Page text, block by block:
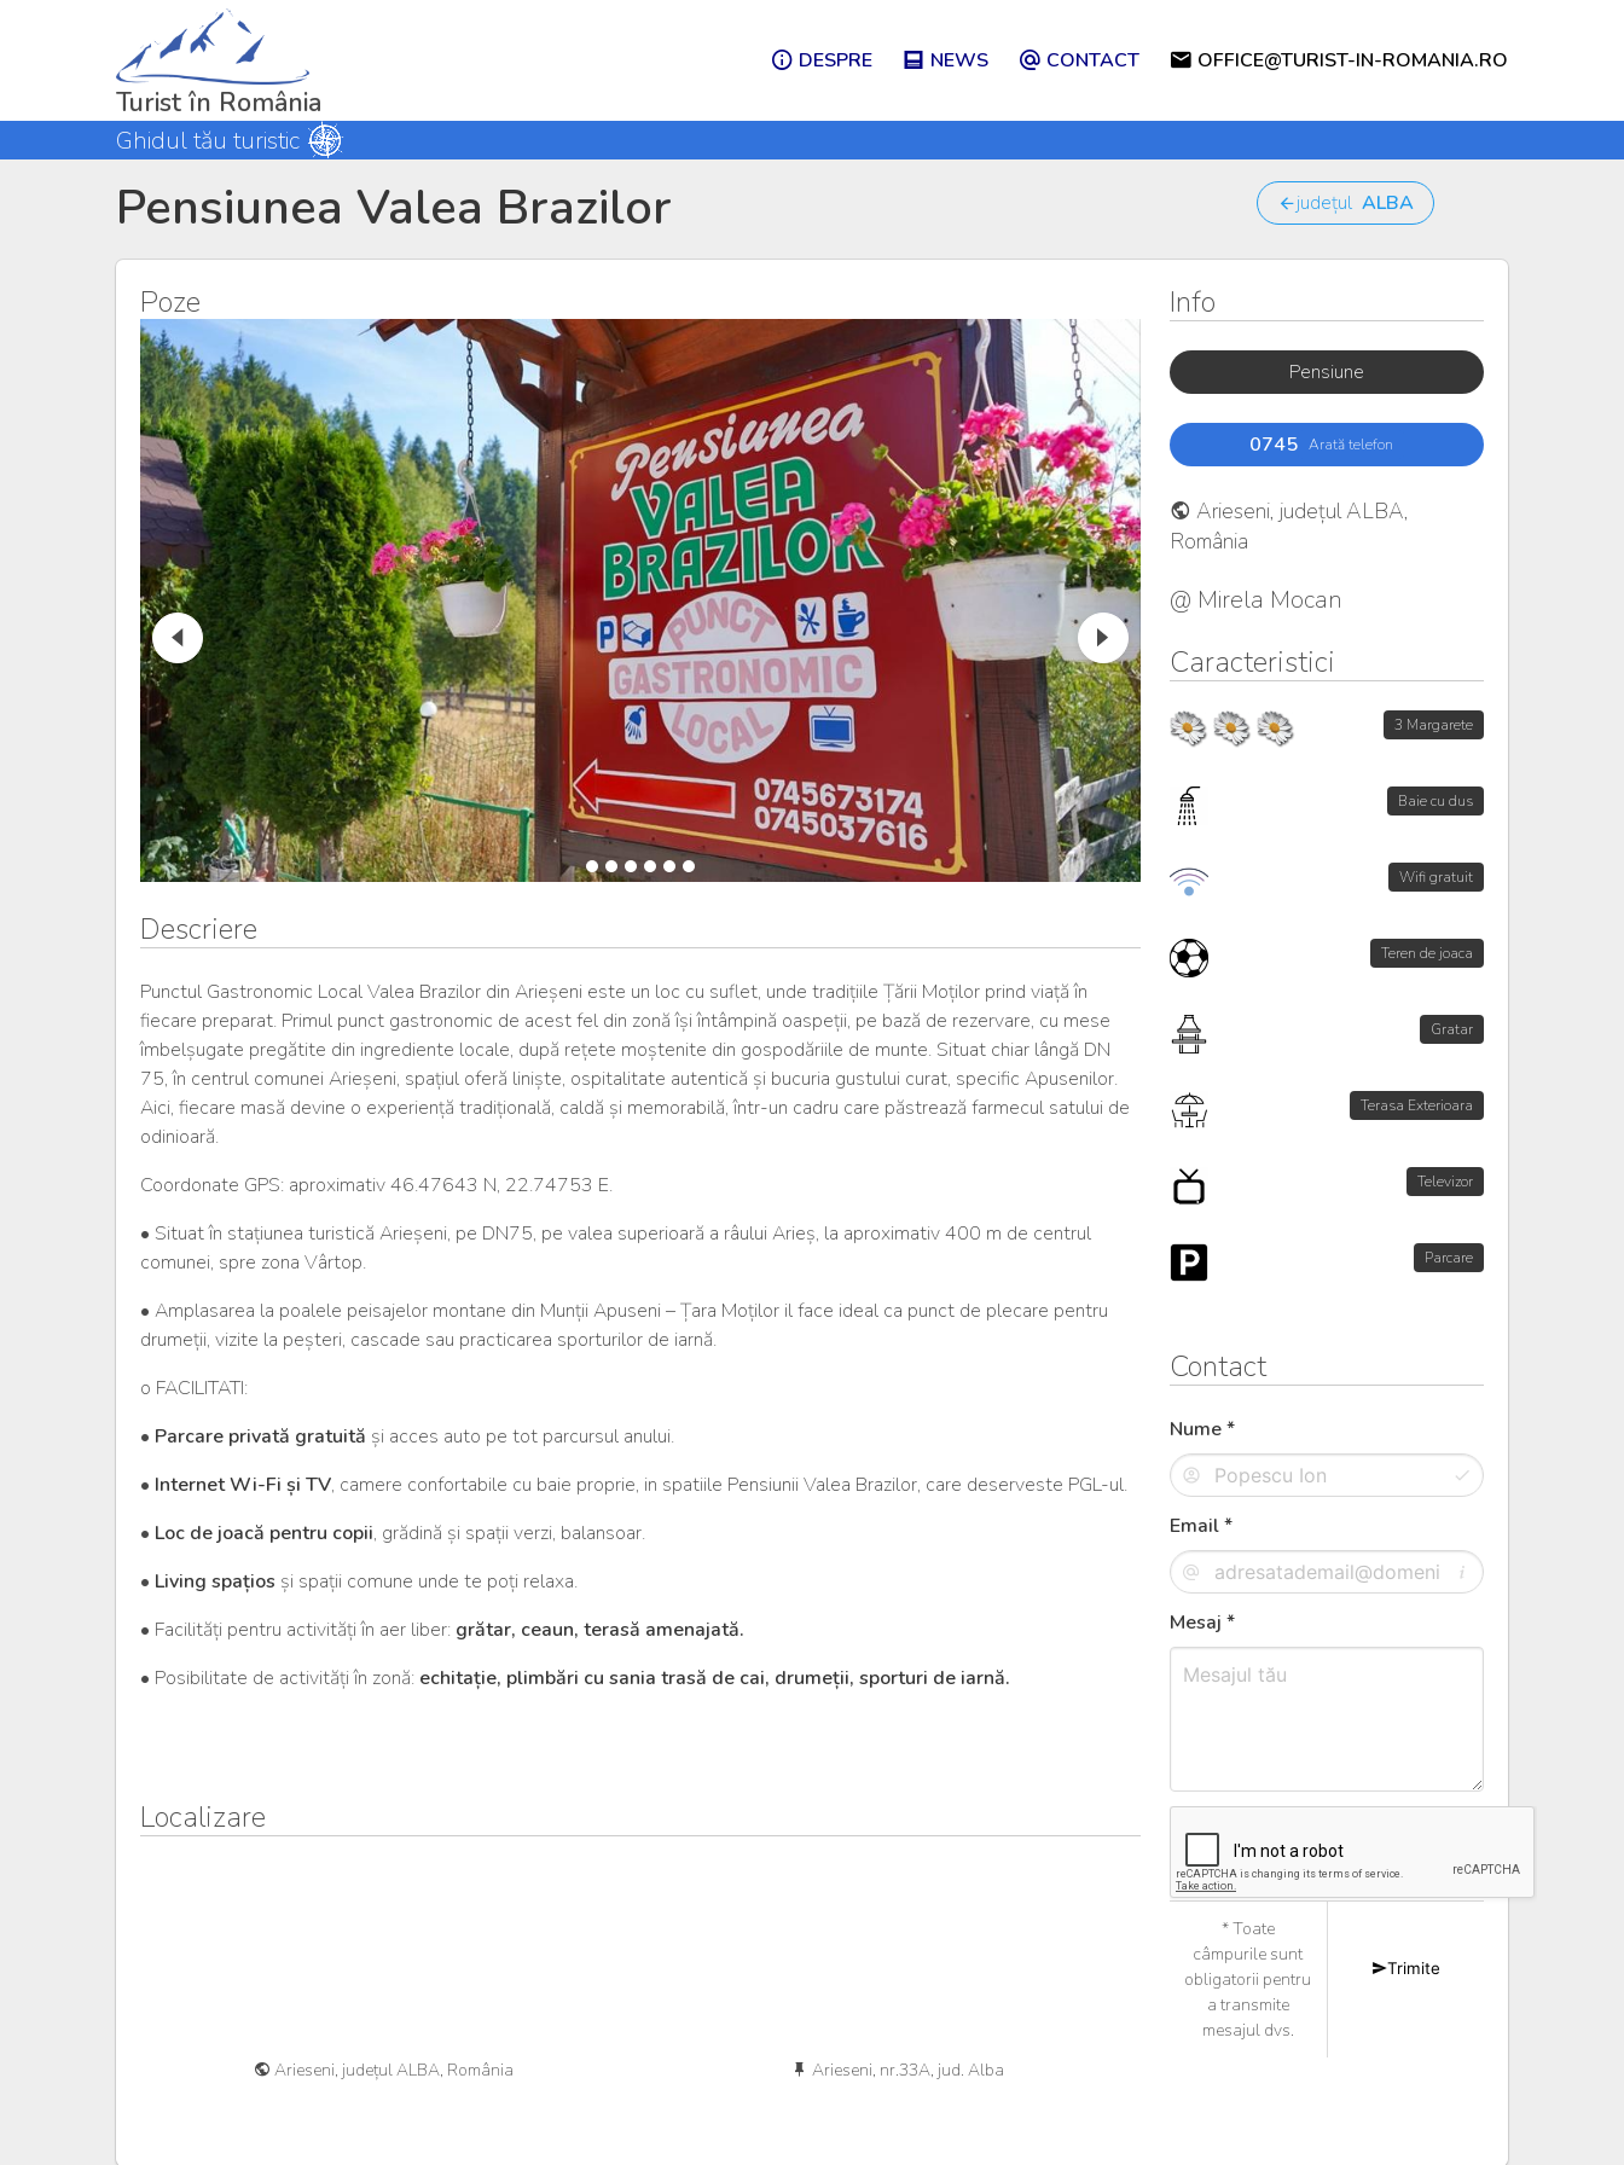
Turist în România
DESPRE NEWS CONTACT OFFICE@TURIST-IN-ROMANIA.RO
Ghidul tău turistic
Pensiunea Valea Brazilor județul ALBA
Poze
Descriere
Punctul Gastronomic Local Valea Brazilor din Arieșeni este un loc cu suflet, unde tradițiile Țării Moților prind viață în
fiecare preparat. Primul punct gastronomic de acest fel din zonă își întâmpină oaspeții, pe bază de rezervare, cu mese
îmbelșugate pregătite din ingrediente locale, după rețete moștenite din gospodăriile de munte. Situat chiar lângă DN
75, în centrul comunei Arieșeni, spațiul oferă liniște, ospitalitate autentică și bucuria gustului curat, specific Apusenilor.
Aici, fiecare masă devine o experiență tradițională, caldă și memorabilă, într-un cadru care păstrează farmecul satului de
odinioară.
Coordonate GPS: aproximativ 46.47643 N, 22.74753 E.
• Situat în stațiunea turistică Arieșeni, pe DN75, pe valea superioară a râului Arieș, la aproximativ 400 m de centrul
comunei, spre zona Vârtop.
• Amplasarea la poalele peisajelor montane din Munții Apuseni – Țara Moților il face ideal ca punct de plecare pentru
drumeții, vizite la peșteri, cascade sau practicarea sporturilor de iarnă.
o FACILITATI:
• Parcare privată gratuită și acces auto pe tot parcursul anului.
• Internet Wi-Fi și TV, camere confortabile cu baie proprie, in spatiile Pensiunii Valea Brazilor, care deserveste PGL-ul.
• Loc de joacă pentru copii, grădină și spații verzi, balansoar.
• Living spațios și spații comune unde te poți relaxa.
• Facilități pentru activități în aer liber: grătar, ceaun, terasă amenajată.
• Posibilitate de activități în zonă: echitație, plimbări cu sania trasă de cai, drumeții, sporturi de iarnă.
Localizare
Arieseni, județul ALBA, România Arieseni, nr.33A, jud. Alba
Info
Pensiune
0745 Arată telefon
Arieseni, județul ALBA,
România
@ Mirela Mocan
Caracteristici
3 Margarete
Baie cu dus
Wifi gratuit
Teren de joaca
Gratar
Terasa Exterioara
Televizor
Parcare
Contact
Nume *
Email *
Mesaj *
* Toate
câmpurile sunt
obligatorii pentru
a transmite
mesajul dvs.
Trimite